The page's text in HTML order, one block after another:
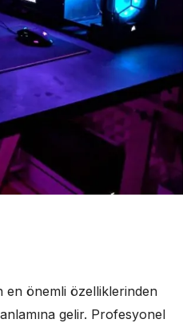
en önemli özelliklerinden
gelir. Profesyonel